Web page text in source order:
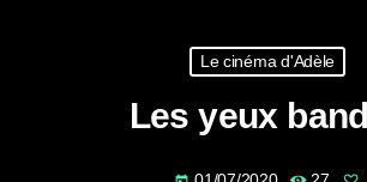
Le cinéma d'Adèle
Les yeux